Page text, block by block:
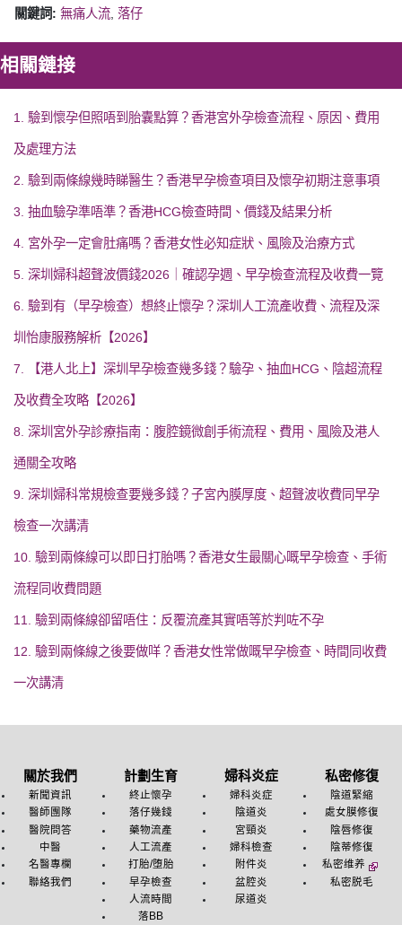
關鍵詞: 無痛人流 落仔
相關鏈接
1. 驗到懷孕但照唔到胎囊點算？香港宮外孕檢查流程、原因、費用
及處理方法
2. 驗到兩條線幾時睇醫生？香港早孕檢查項目及懷孕初期注意事項
3. 抽血驗孕準唔準？香港HCG檢查時間、價錢及結果分析
4. 宮外孕一定會肚痛嗎？香港女性必知症狀、風險及治療方式
5. 深圳婦科超聲波價錢2026｜確認孕週、早孕檢查流程及收費一覽
6. 驗到有（早孕檢查）想終止懷孕？深圳人工流產收費、流程及深
圳怡康服務解析【2026】
7. 【港人北上】深圳早孕檢查幾多錢？驗孕、抽血HCG、陰超流程
及收費全攻略【2026】
8. 深圳宮外孕診療指南：腹腔鏡微創手術流程、費用、風險及港人
通關全攻略
9. 深圳婦科常規檢查要幾多錢？子宮內膜厚度、超聲波收費同早孕
檢查一次講清
10. 驗到兩條線可以即日打胎嗎？香港女生最關心嘅早孕檢查、手術
流程同收費問題
11. 驗到兩條線卻留唔住：反覆流產其實唔等於判咗不孕
12. 驗到兩條線之後要做咩？香港女性常做嘅早孕檢查、時間同收費
一次講清
關於我們
新聞資訊
醫師團隊
醫院問答
中醫
名醫專欄
聯絡我們
計劃生育
終止懷孕
落仔幾錢
藥物流產
人工流產
打胎/堕胎
早孕檢查
人流時間
落BB
婦科炎症
婦科炎症
陰道炎
宮頸炎
婦科檢查
附件炎
盆腔炎
尿道炎
私密修復
陰道緊縮
處女膜修復
陰唇修復
陰蒂修復
私密维养
私密脱毛